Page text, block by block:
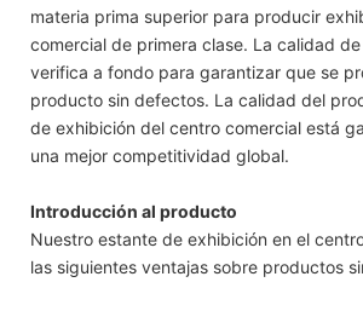
materia prima superior para producir
comercial de primera clase. La calidad
verifica a fondo para garantizar que se
producto sin defectos. La calidad del
de exhibición del centro comercial está
una mejor competitividad global.
Introducción al producto
Nuestro estante de exhibición en el
las siguientes ventajas sobre productos